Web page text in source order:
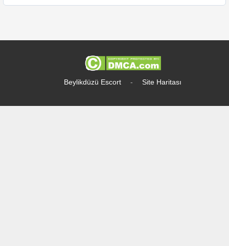
Beylikdüzü Escort - Site Haritası